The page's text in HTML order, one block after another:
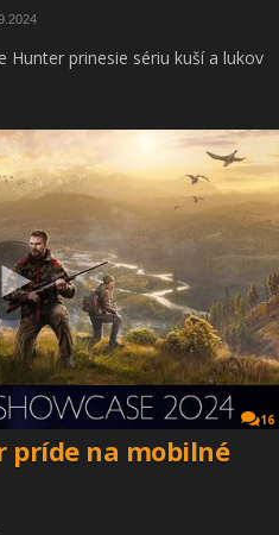
Hunter prinesie sériu kuší a lukov
16
príde na mobilné